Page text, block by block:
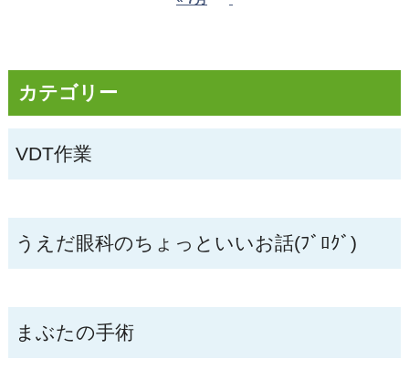
カテゴリー
VDT作業
うえだ眼科のちょっといいお話(ﾌﾞﾛｸﾞ)
まぶたの手術